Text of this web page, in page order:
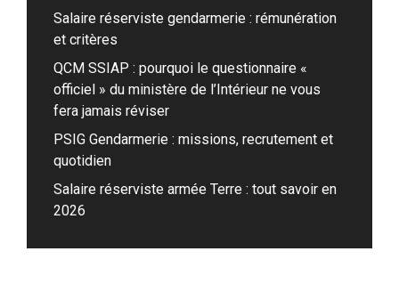
Salaire réserviste gendarmerie : rémunération
et critères
QCM SSIAP : pourquoi le questionnaire «
officiel » du ministère de l’Intérieur ne vous
fera jamais réviser
PSIG Gendarmerie : missions, recrutement et
quotidien
Salaire réserviste armée Terre : tout savoir en
2026